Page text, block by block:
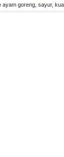
ayam goreng, sayur,